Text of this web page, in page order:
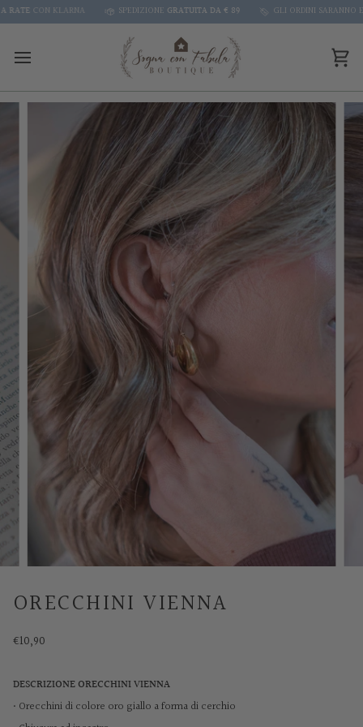
Skip
to
CON KLARNA SPEDIZIONE GRATUITA DA € 89 GLI ORDINI SARANNO
ORECCHINI VIENNA
€10,90
DESCRIZIONE ORECCHINI VIENNA
• Orecchini di colore oro giallo a forma di cerchio